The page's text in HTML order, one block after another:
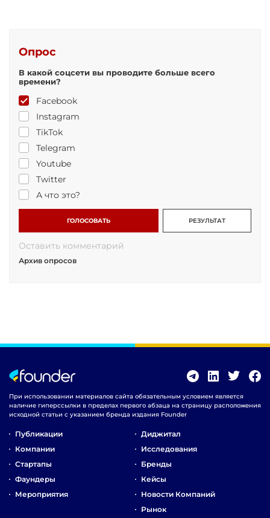
Опрос
В какой соцсети вы проводите больше всего
времени?
Facebook
Instagram
TikTok
Telegram
Youtube
Twitter
А что это?
ГОЛОСОВАТЬ РЕЗУЛЬТАТ
Оставить комментарий
Архив опросов
При использовании материалов сайта обязательным условием является
наличие гиперссылки в пределах первого абзаца на страницу расположения
исходной статьи с указанием бренда издания Founder
Публикации
Компании
Стартапы
Фаундеры
Мероприятия
Диджитал
Исследования
Бренды
Кейсы
Новости Компаний
Рынок